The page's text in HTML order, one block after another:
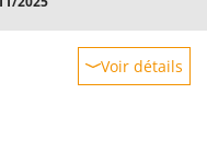
Voir détails